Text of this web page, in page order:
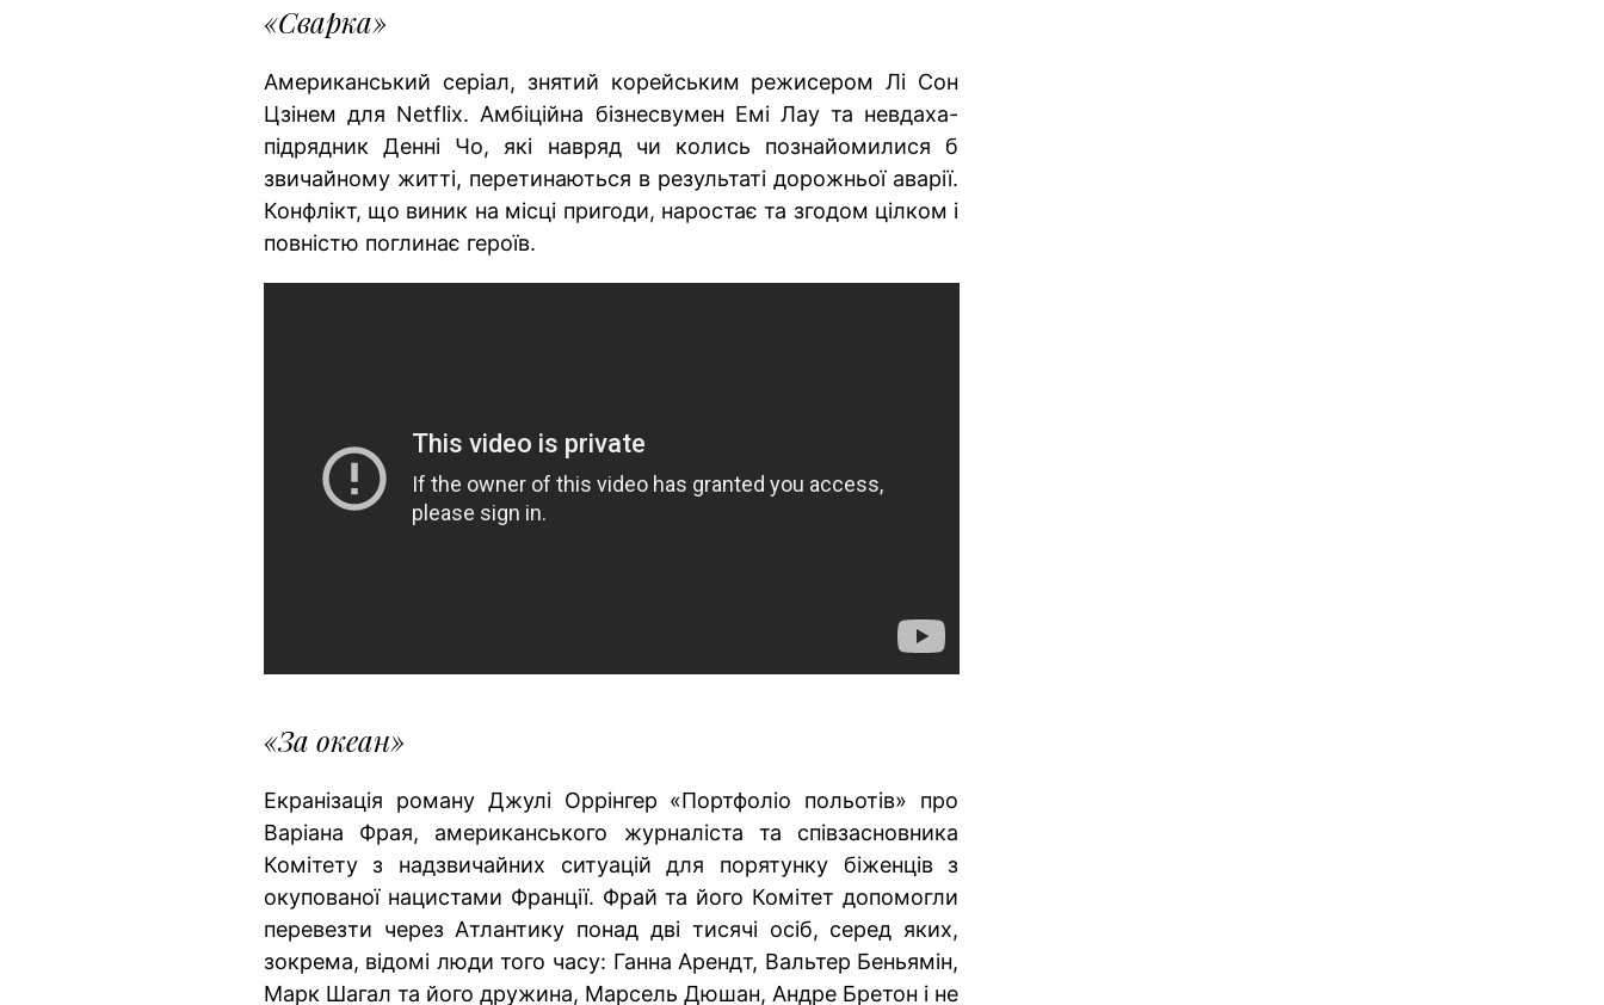
«Сварка»
Американський серіал, знятий корейським режисером Лі Сон
Цзінем для Netflix. Амбіційна бізнесвумен Емі Лау та невдаха-
підрядник Денні Чо, які навряд чи колись познайомилися б
звичайному житті, перетинаються в результаті дорожньої аварії.
Конфлікт, що виник на місці пригоди, наростає та згодом цілком і
повністю поглинає героїв.
«За океан»
Екранізація роману Джулі Оррінгер «Портфоліо польотів» про
Варіана Фрая, американського журналіста та співзасновника
Комітету з надзвичайних ситуацій для порятунку біженців з
окупованої нацистами Франції. Фрай та його Комітет допомогли
перевезти через Атлантику понад дві тисячі осіб, серед яких,
зокрема, відомі люди того часу: Ганна Арендт, Вальтер Беньямін,
Марк Шагал та його дружина, Марсель Дюшан, Андре Бретон і не